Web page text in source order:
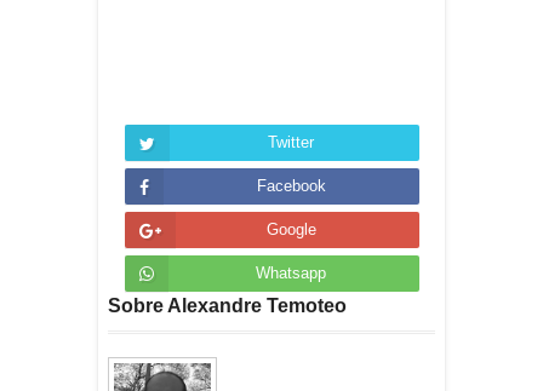
Twitter
Facebook
Google
Whatsapp
Sobre Alexandre Temoteo